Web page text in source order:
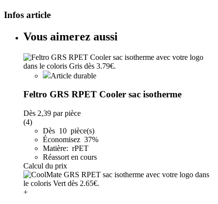
Infos article
Vous aimerez aussi
Article durable
Feltro GRS RPET Cooler sac isotherme
Dès 2,39 par pièce
(4)
Dès 10 pièce(s)
Économisez 37%
Matière: rPET
Réassort en cours
Calcul du prix
+